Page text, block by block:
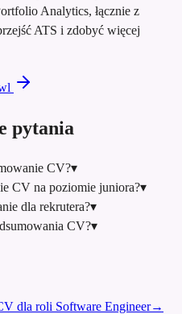
Analytics, łącznie z
ATS i zdobyć więcej
pytania
CV?▾
CV na poziomie juniora?▾
dla rekrutera?▾
CV?▾
dla roli Software Engineer→